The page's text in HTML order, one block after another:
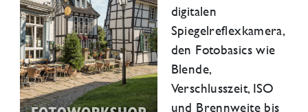
digitalen
Spiegelreflexkamera,
den Fotobasics wie
Blende,
Verschlusszeit, ISO
und Brennweite bis